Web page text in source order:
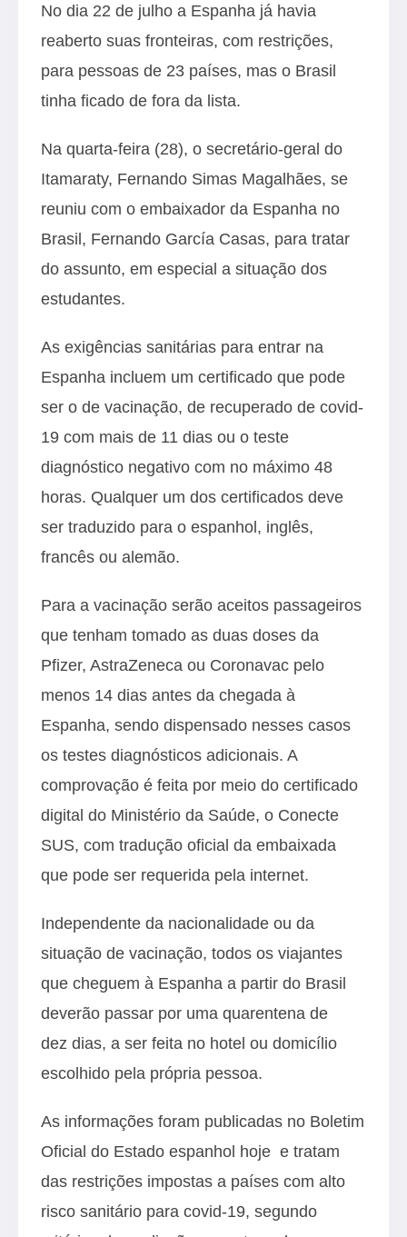
No dia 22 de julho a Espanha já havia
reaberto suas fronteiras, com restrições,
para pessoas de 23 países, mas o Brasil
tinha ficado de fora da lista.
Na quarta-feira (28), o secretário-geral do
Itamaraty, Fernando Simas Magalhães, se
reuniu com o embaixador da Espanha no
Brasil, Fernando García Casas, para tratar
do assunto, em especial a situação dos
estudantes.
As exigências sanitárias para entrar na
Espanha incluem um certificado que pode
ser o de vacinação, de recuperado de covid-
19 com mais de 11 dias ou o teste
diagnóstico negativo com no máximo 48
horas. Qualquer um dos certificados deve
ser traduzido para o espanhol, inglês,
francês ou alemão.
Para a vacinação serão aceitos passageiros
que tenham tomado as duas doses da
Pfizer, AstraZeneca ou Coronavac pelo
menos 14 dias antes da chegada à
Espanha, sendo dispensado nesses casos
os testes diagnósticos adicionais. A
comprovação é feita por meio do certificado
digital do Ministério da Saúde, o Conecte
SUS, com tradução oficial da embaixada
que pode ser requerida pela internet.
Independente da nacionalidade ou da
situação de vacinação, todos os viajantes
que cheguem à Espanha a partir do Brasil
deverão passar por uma quarentena de
dez dias, a ser feita no hotel ou domicílio
escolhido pela própria pessoa.
As informações foram publicadas no Boletim
Oficial do Estado espanhol hoje e tratam
das restrições impostas a países com alto
risco sanitário para covid-19, segundo